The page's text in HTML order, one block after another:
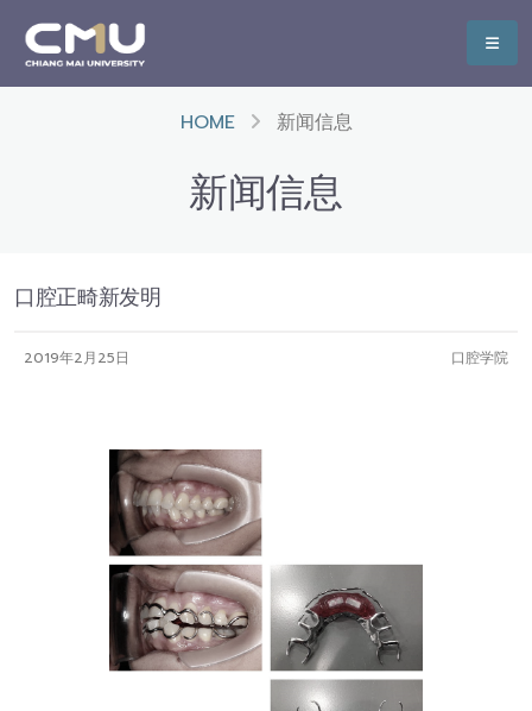
HOME 新闻信息
新闻信息
口腔正畸新发明
2019年2月25日 口腔学院